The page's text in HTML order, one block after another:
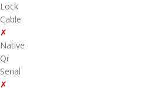
Lock
Cable
✗
Native
Qr
Serial
✗